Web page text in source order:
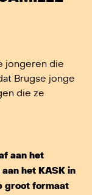
jongeren die
Brugse jonge
die ze
aan het
het KASK in
groot formaat